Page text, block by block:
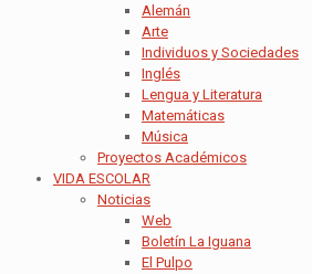
Alemán
Arte
Individuos y Sociedades
Inglés
Lengua y Literatura
Matemáticas
Música
Proyectos Académicos
VIDA ESCOLAR
Noticias
Web
Boletín La Iguana
El Pulpo